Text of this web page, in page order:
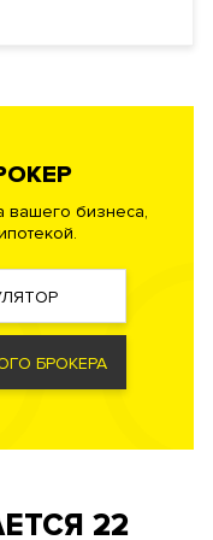
электромобилей.
самые
системы инженерии.
Центральные
и
вашего бизнеса,
БРОКЕРА
22